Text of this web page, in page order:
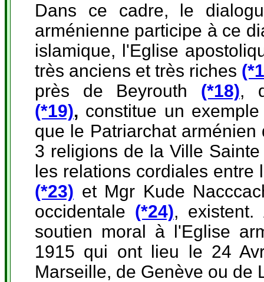
Dans ce cadre, le
arménienne participe à ce
islamique, l'Eglise
très anciens et très riches
près de Beyrouth (*18),
(*19), constitue un
que le Patriarchat
3 religions de la Ville
les relations cordiales entre
(*23) et Mgr Kude
occidentale (*24), existent.
soutien moral à l'Eglise
1915 qui ont lieu le 24
Marseille, de Genève ou de